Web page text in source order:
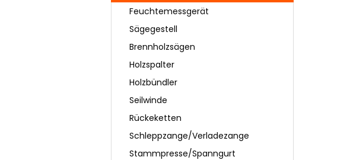
Feuchtemessgerät
Sägegestell
Brennholzsägen
Holzspalter
Holzbündler
Seilwinde
Rückeketten
Schleppzange/Verladezange
Stammpresse/Spanngurt